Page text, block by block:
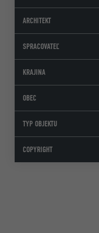
ARCHITEKT
SPRACOVATEĽ
KRAJINA
OBEC
TYP OBJEKTU
COPYRIGHT